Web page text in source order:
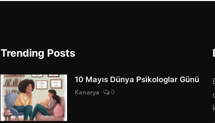
Trending Posts
10 Mayıs Dünya Psikologlar Günü
Kanarya 0